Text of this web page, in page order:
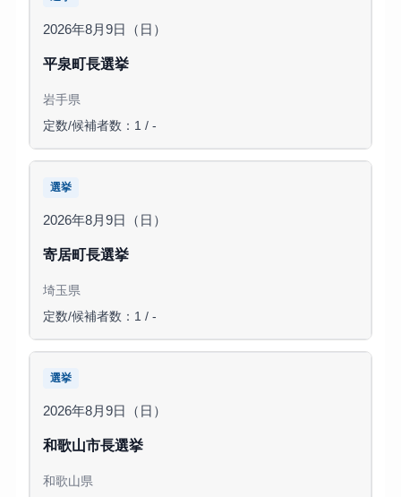
2026年8月9日（日）
平泉町長選挙
岩手県
定数/候補者数：1 / -
選挙
2026年8月9日（日）
寄居町長選挙
埼玉県
定数/候補者数：1 / -
選挙
2026年8月9日（日）
和歌山市長選挙
和歌山県